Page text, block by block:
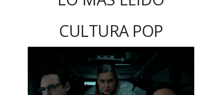
CULTURA POP